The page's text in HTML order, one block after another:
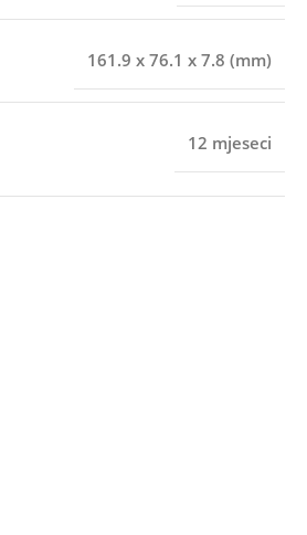
161.9 x 76.1 x 7.8 (mm)
12 mjeseci